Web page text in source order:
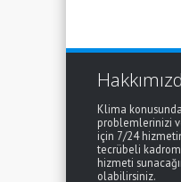
Klima
problemlerinizi
için 7/24
tecrübeli
hizmeti
olabilirsiniz.